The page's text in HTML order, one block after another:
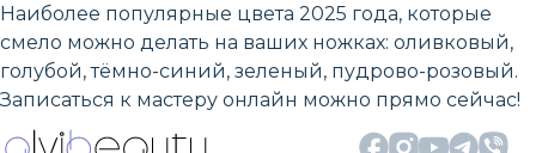
Наиболее популярные цвета 2025 года, которые
смело можно делать на ваших ножках: оливковый,
голубой, тёмно-синий, зеленый, пудрово-розовый.
Записаться к мастеру онлайн можно прямо сейчас!